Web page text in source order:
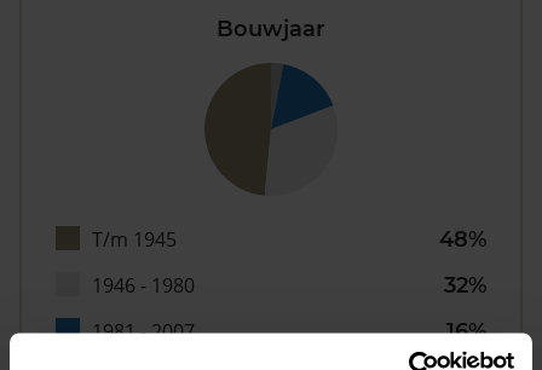
Bouwjaar
T/m 1945
48%
1946 - 1980
32%
1981 - 2007
16%